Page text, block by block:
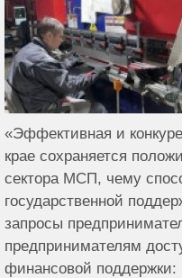
«Эффективная и
крае сохраняется
сектора МСП, чему
государственной
запросы
предпринимателям
финансовой поддержки: